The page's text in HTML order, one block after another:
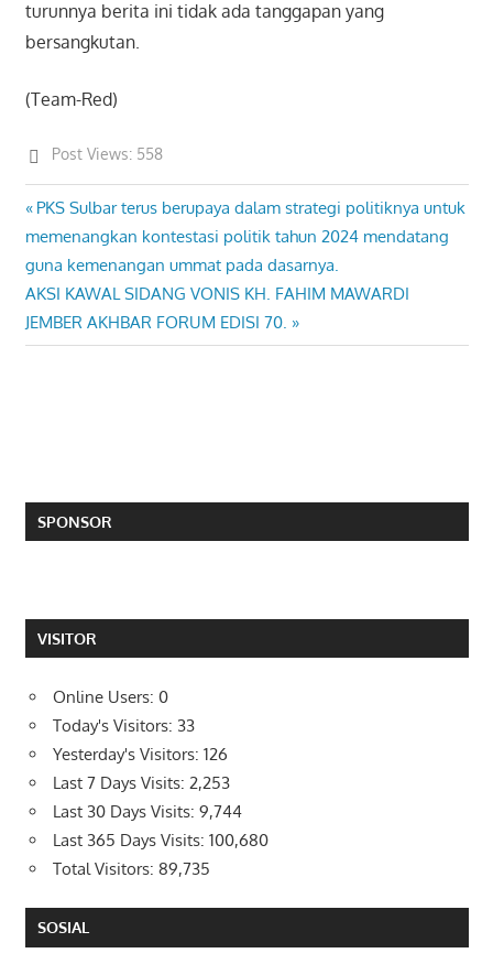
turunnya berita ini tidak ada tanggapan yang
bersangkutan.
(Team-Red)
Post Views: 558
Post
navigation
Previous
Post:
PKS Sulbar terus berupaya dalam strategi politiknya untuk
memenangkan kontestasi politik tahun 2024 mendatang
guna kemenangan ummat pada dasarnya.
Next
Post:
AKSI KAWAL SIDANG VONIS KH. FAHIM MAWARDI
JEMBER AKHBAR FORUM EDISI 70.
SPONSOR
VISITOR
Online Users: 0
Today's Visitors: 33
Yesterday's Visitors: 126
Last 7 Days Visits: 2,253
Last 30 Days Visits: 9,744
Last 365 Days Visits: 100,680
Total Visitors: 89,735
SOSIAL